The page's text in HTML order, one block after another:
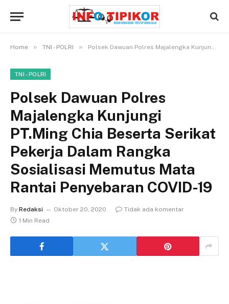
Home » TNI - POLRI » Polsek Dawuan Polres Majalengka Kunjungi PT.Ming Chia Beserta Serikat Pekerja Dalam Rangka Sosialisasi Memutus Mata Rantai Penyebaran COVID-19
TNI - POLRI
Polsek Dawuan Polres
Majalengka Kunjungi
PT.Ming Chia Beserta Serikat
Pekerja Dalam Rangka
Sosialisasi Memutus Mata
Rantai Penyebaran COVID-19
By Redaksi Oktober 20, 2020
Tidak ada komentar
1 Min Read